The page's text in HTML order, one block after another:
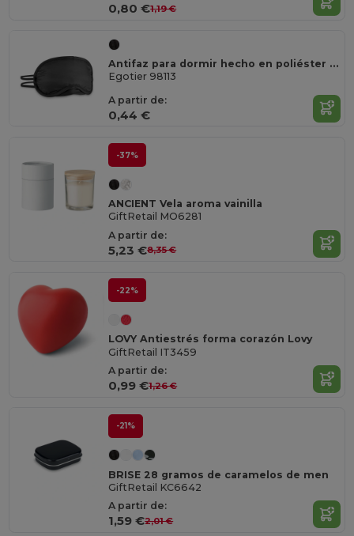
0,80 €1,19 €
Antifaz para dormir hecho en poliéster 190T
Egotier 98113
A partir de:
0,44 €
-37%
ANCIENT Vela aroma vainilla
GiftRetail MO6281
A partir de:
5,23 €8,35 €
-22%
LOVY Antiestrés forma corazón Lovy
GiftRetail IT3459
A partir de:
0,99 €1,26 €
-21%
BRISE 28 gramos de caramelos de men
GiftRetail KC6642
A partir de:
1,59 €2,01 €